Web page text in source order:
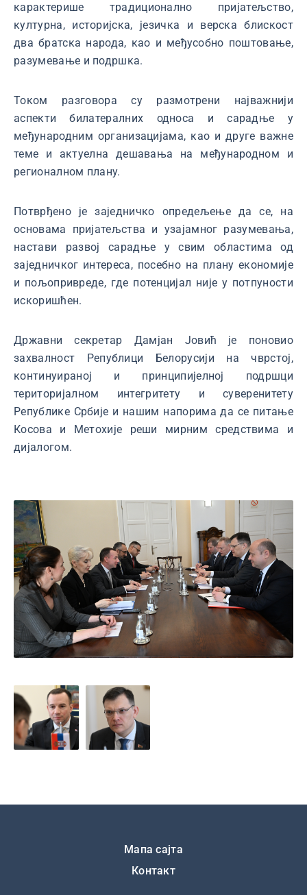
карактерише традиционално пријатељство,
културна, историјска, језичка и верска блискост
два братска народа, као и међусобно поштовање,
разумевање и подршка.
Током разговора су размотрени најважнији
аспекти билатералних односа и сарадње у
међународним организацијама, као и друге важне
теме и актуелна дешавања на међународном и
регионалном плану.
Потврђено је заједничко опредељење да се, на
основама пријатељства и узајамног разумевања,
настави развој сарадње у свим областима од
заједничког интереса, посебно на плану економије
и пољопривреде, где потенцијал није у потпуности
искоришћен.
Државни секретар Дамјан Јовић је поновио
захвалност Републици Белорусији на чврстој,
континуираној и принципијелној подршци
територијалном интегритету и суверенитету
Републике Србије и нашим напорима да се питање
Косова и Метохије реши мирним средствима и
дијалогом.
Мапа сајта
Контакт